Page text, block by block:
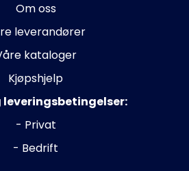
Om oss
leverandører
kataloger
Kjøpshjelp
leveringsbetingelser:
- Privat
- Bedrift